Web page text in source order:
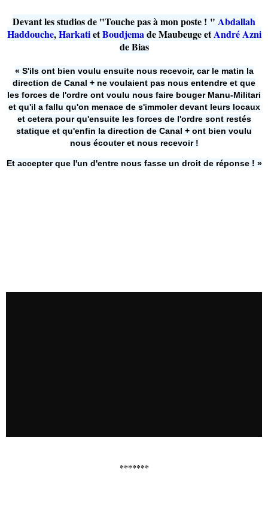
Devant les studios de "Touche pas à mon poste ! " Abdallah
Haddouche,HarkatietBoudjemade Maubeuge etAndré Azni
de Bias
« S'ils ont bien voulu ensuite nous recevoir, car le matin la
direction de Canal + ne voulaient pas nous entendre et que
les forces de l'ordre ont voulu nous faire bouger Manu-Militari
et qu'il a fallu qu'on menace de s'immoler devant leurs locaux
et cetera pour qu'ensuite les forces de l'ordre sont restés
statique et qu'enfin la direction de Canal + ont bien voulu
nous écouter et nous recevoir !
Et accepter que l'un d'entre nous fasse un droit de réponse ! »
*******